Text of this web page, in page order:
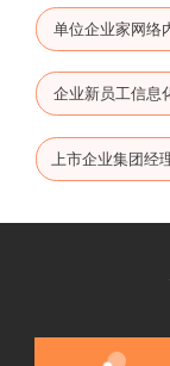
单位企业家网络
企业新员工信息